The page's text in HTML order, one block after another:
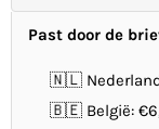
Past door de
🇳🇱
🇧🇪 België: